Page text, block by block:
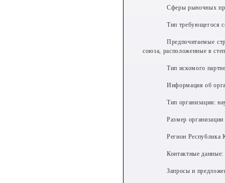
Сферы рыночных
Тип требующегося
Предпочитаемые
союза, расположенные в
Тип искомого
Информация об
Тип организации:
Размер
Регион Республика
Контактные данные:
Запросы и